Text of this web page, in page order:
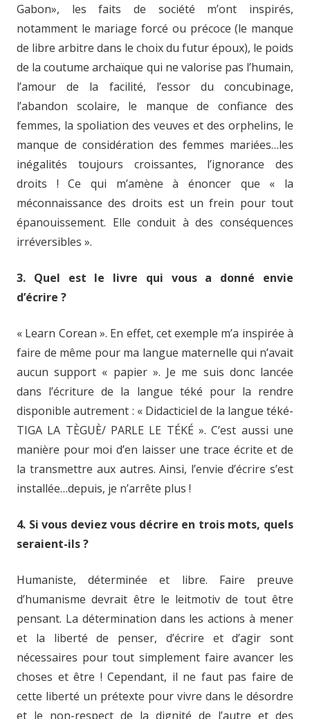
Gabon», les faits de société m’ont inspirés,
notamment le mariage forcé ou précoce (le manque
de libre arbitre dans le choix du futur époux), le poids
de la coutume archaïque qui ne valorise pas l’humain,
l’amour de la facilité, l’essor du concubinage,
l’abandon scolaire, le manque de confiance des
femmes, la spoliation des veuves et des orphelins, le
manque de considération des femmes mariées…les
inégalités toujours croissantes, l’ignorance des
droits ! Ce qui m’amène à énoncer que « la
méconnaissance des droits est un frein pour tout
épanouissement. Elle conduit à des conséquences
irréversibles ».
3. Quel est le livre qui vous a donné envie
d’écrire ?
« Learn Corean ». En effet, cet exemple m’a inspirée à
faire de même pour ma langue maternelle qui n’avait
aucun support « papier ». Je me suis donc lancée
dans l’écriture de la langue téké pour la rendre
disponible autrement : « Didacticiel de la langue téké-
TIGA LA TÈGUÈ/ PARLE LE TÉKÉ ». C’est aussi une
manière pour moi d’en laisser une trace écrite et de
la transmettre aux autres. Ainsi, l’envie d’écrire s’est
installée…depuis, je n’arrête plus !
4. Si vous deviez vous décrire en trois mots, quels
seraient-ils ?
Humaniste, déterminée et libre. Faire preuve
d’humanisme devrait être le leitmotiv de tout être
pensant. La détermination dans les actions à mener
et la liberté de penser, d’écrire et d’agir sont
nécessaires pour tout simplement faire avancer les
choses et être ! Cependant, il ne faut pas faire de
cette liberté un prétexte pour vivre dans le désordre
et le non-respect de la dignité de l’autre et des